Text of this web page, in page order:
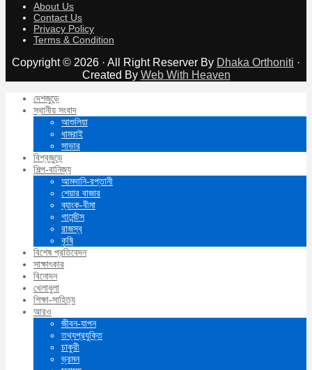
About Us
Contact Us
Privacy Policy
Terms & Condition
Copyright © 2026 · All Right Reserver By Dhaka Orthoniti ·
Created By Web With Heaven
দেশজুড়ে
স্থানীয় সংবাদ
আশুলিয়া
ধামরাই
সাভার
বিশ্বজুড়ে
শিল্প-বানিজ্য
আমদানি-রপ্তানী
শেয়ার বাজার
ব্যাংক-বীমা
গার্মেন্টস
রাজস্ব
কৃষি
বিশেষ প্রতিবেদন
সাক্ষাৎকার
বিনোদন
খেলাধুলা
শিক্ষা-সাহিত্য
আরও
জীবন-যাপন
তথ্যপ্রযুক্তি
চাকুরী
ভ্রমন